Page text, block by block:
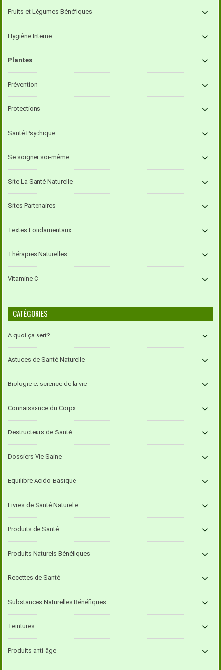
Fruits et Légumes Bénéfiques
Hygiène Interne
Plantes
Prévention
Protections
Santé Psychique
Se soigner soi-même
Site La Santé Naturelle
Sites Partenaires
Textes Fondamentaux
Thérapies Naturelles
Vitamine C
CATÉGORIES
A quoi ça sert?
Astuces de Santé Naturelle
Biologie et science de la vie
Connaissance du Corps
Destructeurs de Santé
Dossiers Vie Saine
Equilibre Acido-Basique
Livres de Santé Naturelle
Produits de Santé
Produits Naturels Bénéfiques
Recettes de Santé
Substances Naturelles Bénéfiques
Teintures
Produits anti-âge